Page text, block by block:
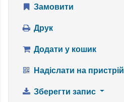
Замовити
Друк
Додати у кошик
Надіслати на пристрій
Зберегти запис